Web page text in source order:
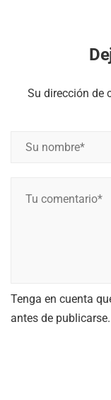
Su dirección de
Tenga en cuenta
antes de publicarse.